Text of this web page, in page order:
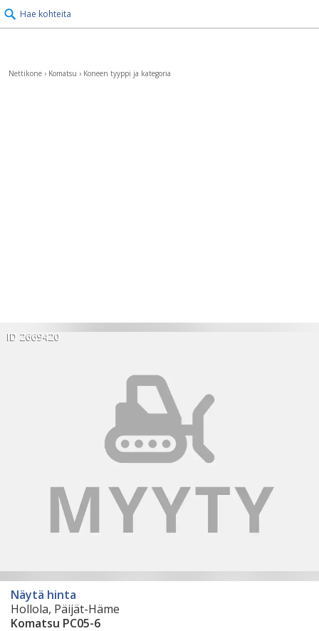
Hae kohteita
Nettikone › Komatsu › Koneen tyyppi ja kategoria
ID 2669420
Näytä hinta
Hollola, Päijät-Häme
Komatsu PC05-6